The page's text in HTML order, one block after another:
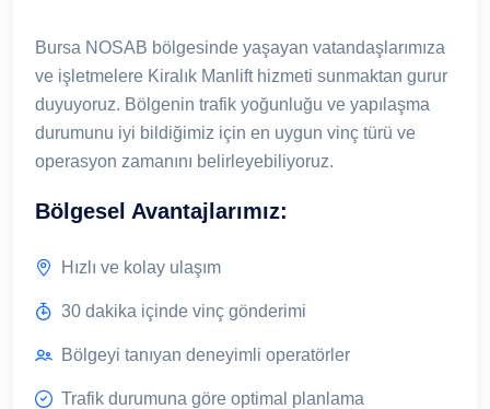
Bursa NOSAB bölgesinde yaşayan vatandaşlarımıza
ve işletmelere Kiralık Manlift hizmeti sunmaktan gurur
duyuyoruz. Bölgenin trafik yoğunluğu ve yapılaşma
durumunu iyi bildiğimiz için en uygun vinç türü ve
operasyon zamanını belirleyebiliyoruz.
Bölgesel Avantajlarımız:
Hızlı ve kolay ulaşım
30 dakika içinde vinç gönderimi
Bölgeyi tanıyan deneyimli operatörler
Trafik durumuna göre optimal planlama